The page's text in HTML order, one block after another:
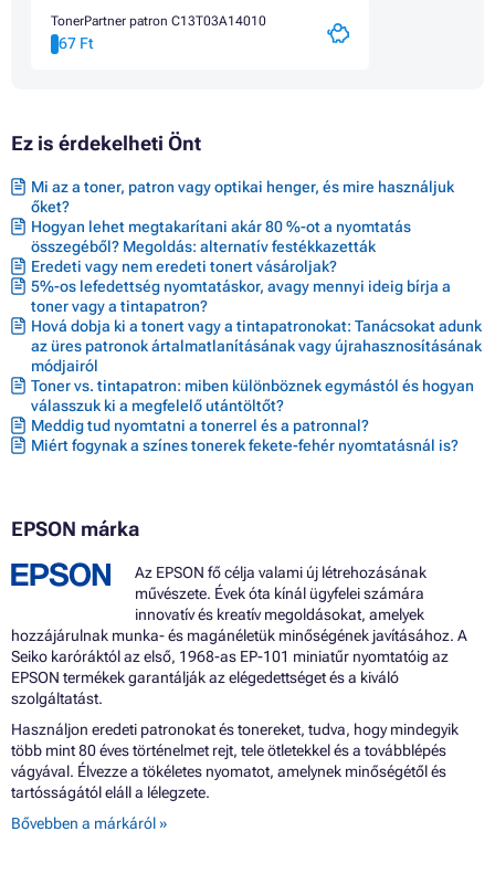
TonerPartner patron C13T03A14010
67 Ft
Ez is érdekelheti Önt
Mi az a toner, patron vagy optikai henger, és mire használjuk
őket?
Hogyan lehet megtakarítani akár 80 %-ot a nyomtatás
összegéből? Megoldás: alternatív festékkazetták
Eredeti vagy nem eredeti tonert vásároljak?
5%-os lefedettség nyomtatáskor, avagy mennyi ideig bírja a
toner vagy a tintapatron?
Hová dobja ki a tonert vagy a tintapatronokat: Tanácsokat adunk
az üres patronok ártalmatlanításának vagy újrahasznosításának
módjairól
Toner vs. tintapatron: miben különböznek egymástól és hogyan
válasszuk ki a megfelelő utántöltőt?
Meddig tud nyomtatni a tonerrel és a patronnal?
Miért fogynak a színes tonerek fekete-fehér nyomtatásnál is?
EPSON márka
Az EPSON fő célja valami új létrehozásának
művészete. Évek óta kínál ügyfelei számára
innovatív és kreatív megoldásokat, amelyek
hozzájárulnak munka- és magánéletük minőségének javításához. A
Seiko karóráktól az első, 1968-as EP-101 miniatűr nyomtatóig az
EPSON termékek garantálják az elégedettséget és a kiváló
szolgáltatást.
Használjon eredeti patronokat és tonereket, tudva, hogy mindegyik
több mint 80 éves történelmet rejt, tele ötletekkel és a továbblépés
vágyával. Élvezze a tökéletes nyomatot, amelynek minőségétől és
tartósságától eláll a lélegzete.
Bővebben a márkáról »